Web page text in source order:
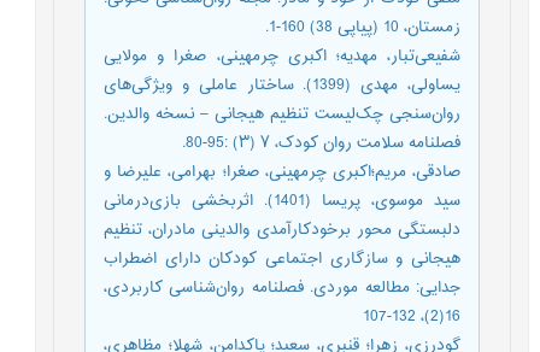
زمستان، 10 (پیاپی 38) 160-1.
شفیعی‌تبار، مهدیه؛ اکبری چرمهینی، صغرا و مولایی
یساولی، مهدی (1399). ساختار عاملی و ویژگی‌های
روان‌سنجی چک‌لیست تنظیم‌ هیجانی – نسخه والدین.
فصلنامه سلامت روان کودک، ۷ (۳) :95-80.
صادقی، مریم؛اکبری چرمهینی، صغرا؛ بهرامی، علیرضا و
سید موسوی، پریسا (1401). اثربخشی بازی‌درمانی
دلبستگی محور برخودکارآمدی والدینی مادران، تنظیم
هیجانی و سازگاری اجتماعی کودکان دارای اضطراب
جدایی: مطالعه موردی. فصلنامه روان‌شناسی کاربردی،
16(2)، 132-107
گودرزی، زهرا؛ قنبری، سعید؛ پاکدامن، شهلا؛ مظاهری،